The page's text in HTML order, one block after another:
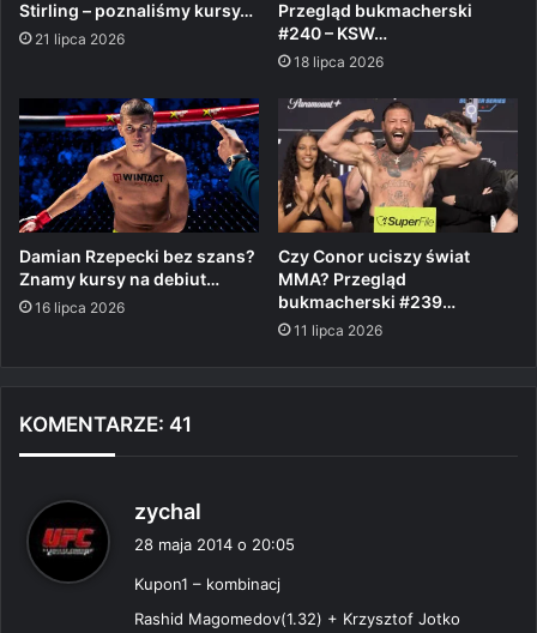
Stirling – poznaliśmy kursy…
21 lipca 2026
Przegląd bukmacherski
#240 – KSW…
18 lipca 2026
Damian Rzepecki bez szans?
Znamy kursy na debiut…
16 lipca 2026
Czy Conor uciszy świat
MMA? Przegląd
bukmacherski #239…
11 lipca 2026
KOMENTARZE: 41
zychal
i
z
e
28 maja 2014 o 20:05
Kupon1 – kombinacj
Rashid Magomedov(1.32) + Krzysztof Jotko